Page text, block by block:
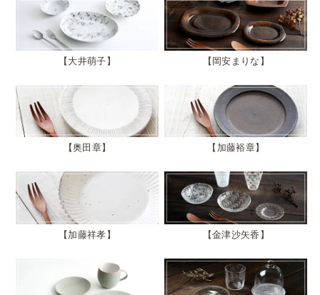
大井萌子 岡安まりな
奥田章 加藤裕章
加藤祥孝 金津沙矢香